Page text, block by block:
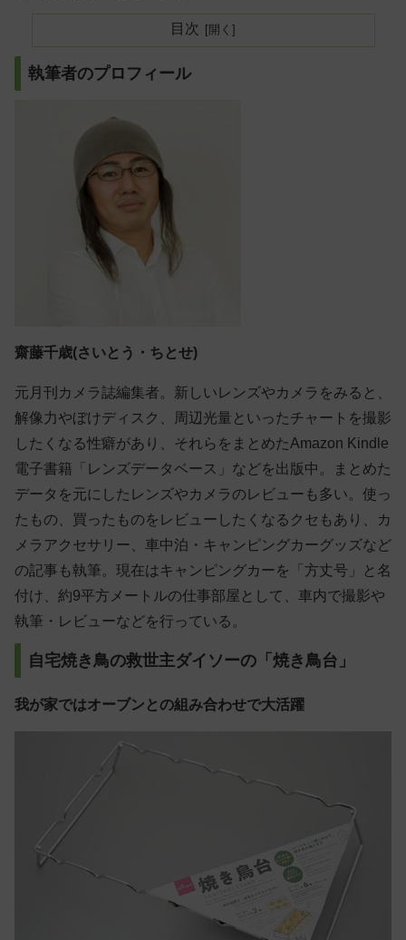
目次
執筆者のプロフィール
齋藤千歳(さいとう・ちとせ)
元月刊カメラ誌編集者。新しいレンズやカメラをみると、
解像力やぼけディスク、周辺光量といったチャートを撮影
したくなる性癖があり、それらをまとめたAmazon Kindle
電子書籍「レンズデータベース」などを出版中。まとめた
データを元にしたレンズやカメラのレビューも多い。使っ
たもの、買ったものをレビューしたくなるクセもあり、カ
メラアクセサリー、車中泊・キャンピングカーグッズなど
の記事も執筆。現在はキャンピングカーを「方丈号」と名
付け、約9平方メートルの仕事部屋として、車内で撮影や
執筆・レビューなどを行っている。
自宅焼き鳥の救世主ダイソーの「焼き鳥台」
我が家ではオーブンとの組み合わせで大活躍